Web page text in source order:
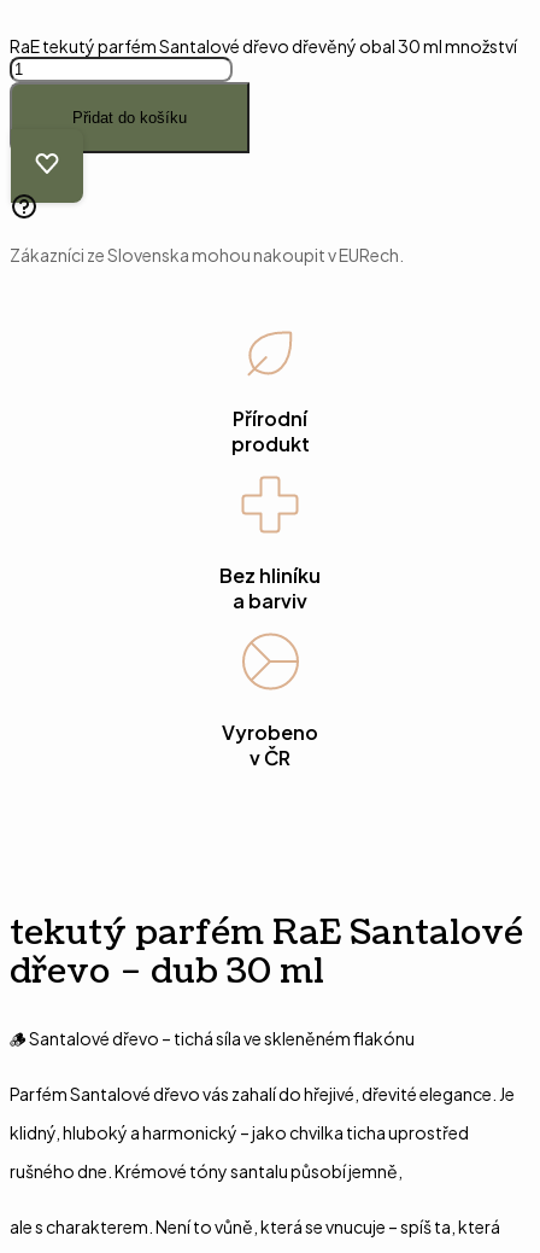
RaE tekutý parfém Santalové dřevo dřevěný obal 30 ml množství
Přidat do košíku
Zákazníci ze Slovenska mohou nakoupit v EURech.
Přírodní
produkt
Bez hliníku
a barviv
Vyrobeno
v ČR
tekutý parfém RaE Santalové
dřevo – dub 30 ml
🪵 Santalové dřevo – tichá síla ve skleněném flakónu
Parfém Santalové dřevo vás zahalí do hřejivé, dřevité elegance. Je
klidný, hluboký a harmonický – jako chvilka ticha uprostřed
rušného dne. Krémové tóny santalu působí jemně,
ale s charakterem. Není to vůně, která se vnucuje – spíš ta, která